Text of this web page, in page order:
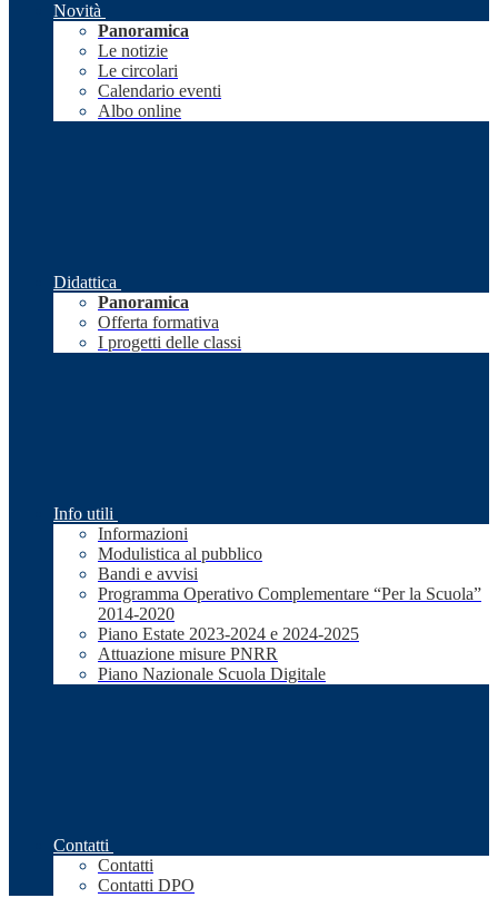
Novità
Panoramica
Le notizie
Le circolari
Calendario eventi
Albo online
Didattica
Panoramica
Offerta formativa
I progetti delle classi
Info utili
Informazioni
Modulistica al pubblico
Bandi e avvisi
Programma Operativo Complementare “Per la Scuola”
2014-2020
Piano Estate 2023-2024 e 2024-2025
Attuazione misure PNRR
Piano Nazionale Scuola Digitale
Contatti
Contatti
Contatti DPO